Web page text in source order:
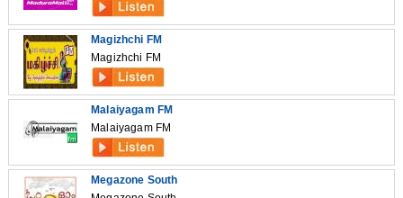
Magizhchi FM
Magizhchi FM
Malaiyagam FM
Malaiyagam FM
Megazone South